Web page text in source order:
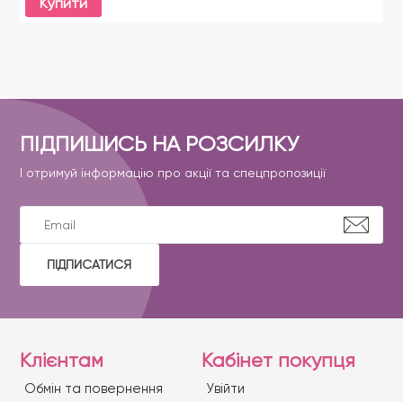
ПІДПИШИСЬ НА РОЗСИЛКУ
І отримуй інформацію про акції та спецпропозиції
ПІДПИСАТИСЯ
Клієнтам
Обмін та повернення
Кабінет покупця
Увійти